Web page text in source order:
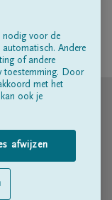
nodig voor de
Andere
of andere
toestemming. Door
met het
ook je
afwijzen